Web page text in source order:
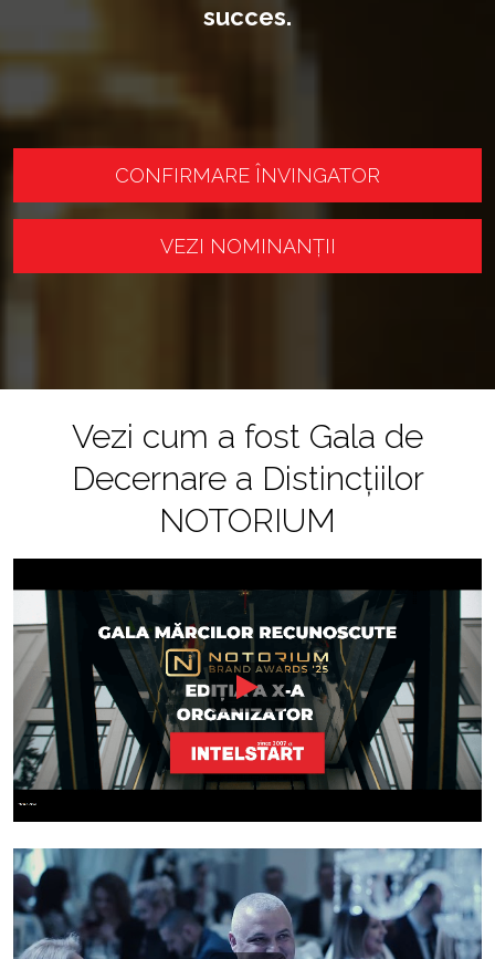
succes.
CONFIRMARE ÎNVINGATOR
VEZI NOMINANȚII
Vezi cum a fost Gala de
Decernare a Distincțiilor
NOTORIUM